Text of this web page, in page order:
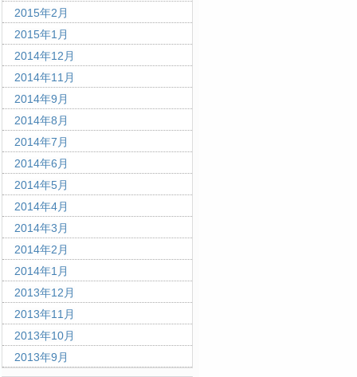
2015年2月
2015年1月
2014年12月
2014年11月
2014年9月
2014年8月
2014年7月
2014年6月
2014年5月
2014年4月
2014年3月
2014年2月
2014年1月
2013年12月
2013年11月
2013年10月
2013年9月